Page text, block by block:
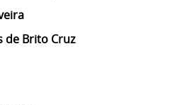
de Brito Cruz